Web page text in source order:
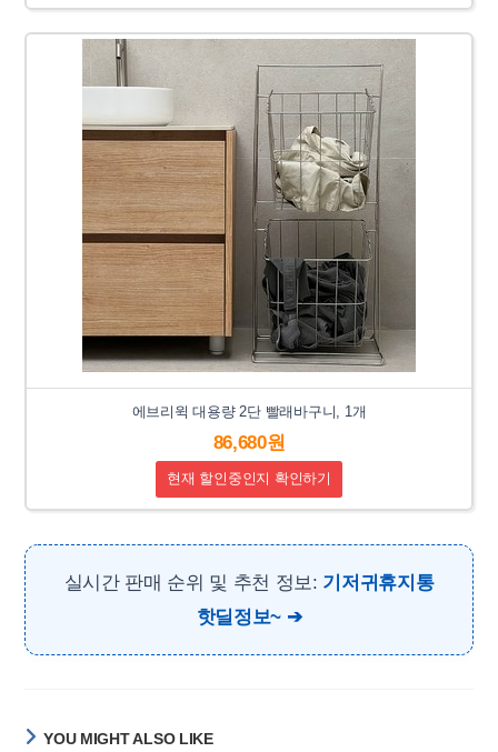
에브리윅 대용량 2단 빨래바구니, 1개
86,680원
현재 할인중인지 확인하기
실시간 판매 순위 및 추천 정보: 기저귀휴지통
핫딜정보~
YOU MIGHT ALSO LIKE